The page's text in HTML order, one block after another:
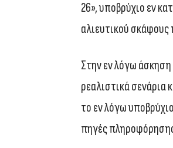
26», υποβρύχιο εν
αλιευτικού σκάφους
Στην εν λόγω
ρεαλιστικά σενάρια
το εν λόγω
πηγές